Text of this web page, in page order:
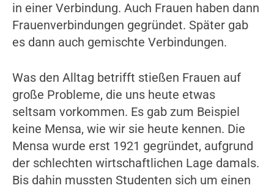
in einer Verbindung. Auch Frauen haben dann
Frauenverbindungen gegründet. Später gab
es dann auch gemischte Verbindungen.
Was den Alltag betrifft stießen Frauen auf
große Probleme, die uns heute etwas
seltsam vorkommen. Es gab zum Beispiel
keine Mensa, wie wir sie heute kennen. Die
Mensa wurde erst 1921 gegründet, aufgrund
der schlechten wirtschaftlichen Lage damals.
Bis dahin mussten Studenten sich um einen